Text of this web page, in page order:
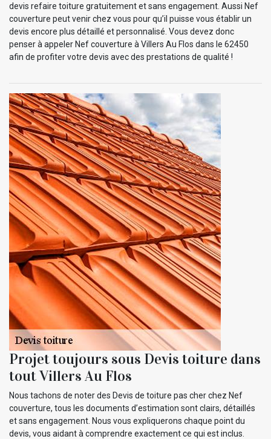
devis refaire toiture gratuitement et sans engagement. Aussi Nef
couverture peut venir chez vous pour qu’il puisse vous établir un
devis encore plus détaillé et personnalisé. Vous devez donc
penser à appeler Nef couverture à Villers Au Flos dans le 62450
afin de profiter votre devis avec des prestations de qualité !
Projet toujours sous Devis toiture dans
tout Villers Au Flos
Nous tachons de noter des Devis de toiture pas cher chez Nef
couverture, tous les documents d’estimation sont clairs, détaillés
et sans engagement. Nous vous expliquerons chaque point du
devis, vous aidant à comprendre exactement ce qui est inclus.